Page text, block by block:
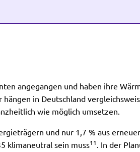
angegangen und haben ihre
in Deutschland
wie möglich umsetzen.
und nur 1,7 % aus
klimaneutral sein muss11 . In der